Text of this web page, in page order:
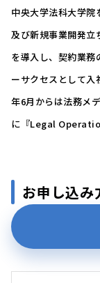
中央大学法科大学
及び新規事業開発
を導入し、契約業務
ーサクセスとして入
年6月からは法務メ
に『Legal
お申し込み